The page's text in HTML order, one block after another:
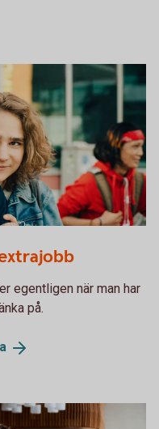
egentligen när man har
på.